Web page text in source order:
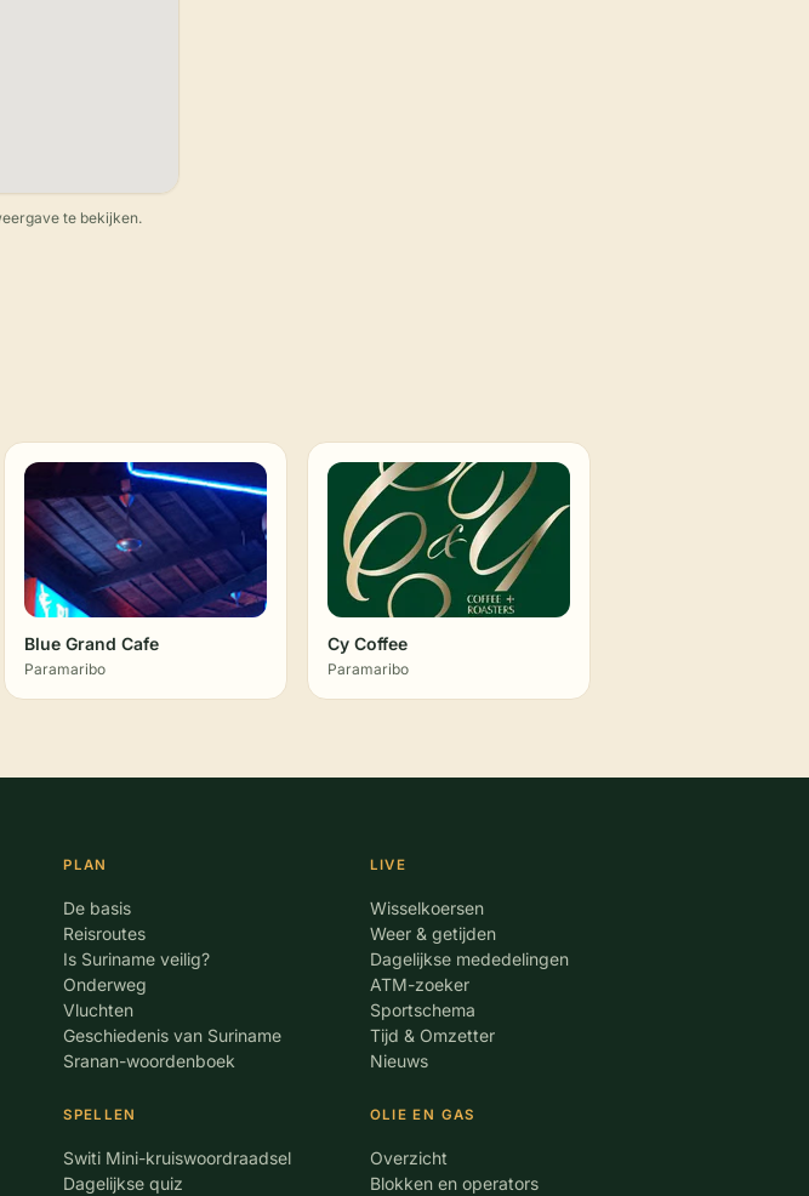
te bekijken.
Blue Grand Cafe
Paramaribo
Cy Coffee
Paramaribo
PLAN
De basis
Reisroutes
Is Suriname veilig?
Onderweg
Vluchten
Geschiedenis van Suriname
Sranan-woordenboek
SPELLEN
Switi Mini-kruiswoordraadsel
Dagelijkse quiz
LIVE
Wisselkoersen
Weer & getijden
Dagelijkse mededelingen
ATM-zoeker
Sportschema
Tijd & Omzetter
Nieuws
OLIE EN GAS
Overzicht
Blokken en operators